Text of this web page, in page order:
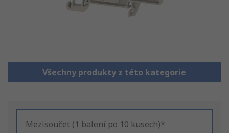
Všechny produkty z této kategorie
Mezisoučet (1 balení po 10 kusech)*